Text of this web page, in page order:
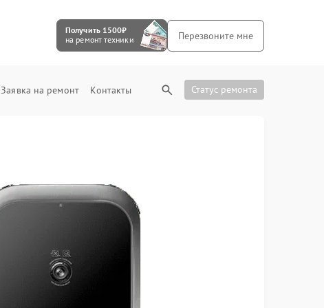
Получить 1500₽
на ремонт техники
Перезвоните мне
Заявка на ремонт Контакты Статус ремонта